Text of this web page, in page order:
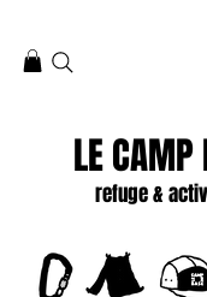
LE CAMP
refuge &